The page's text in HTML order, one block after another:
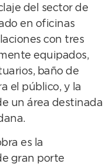
del sector de
en oficinas
con tres
equipados,
baño de
el público, y la
un área destinada
es la
gran porte